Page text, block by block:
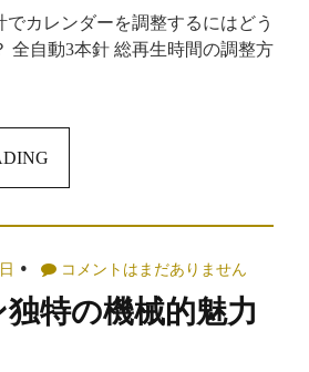
でカレンダーを調整するにはどう
全自動3本針 総再生時間の調整方
コメントはまだありません
特の機械的魅力